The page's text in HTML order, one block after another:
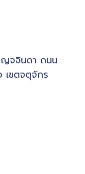
ญจจินดา ถนน
เขตจตุจักร